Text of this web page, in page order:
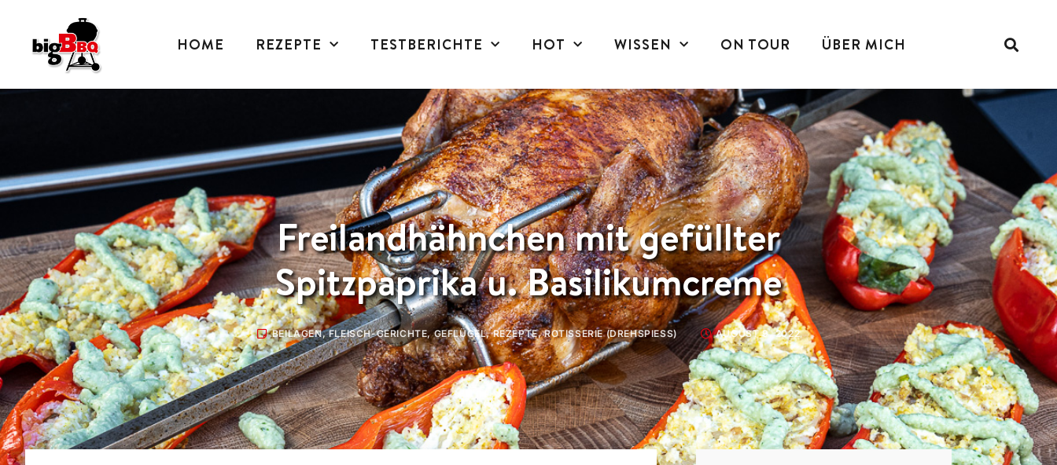
HOME REZEPTE TESTBERICHTE HOT WISSEN ON TOUR ÜBER MICH
Freilandhähnchen mit gefüllter
Spitzpaprika u. Basilikumcreme
BEILAGEN,FLEISCH-GERICHTE,GEFLÜGEL,REZEPTE,ROTISSERIE (DREHSPIESS) AUGUST 9, 2022